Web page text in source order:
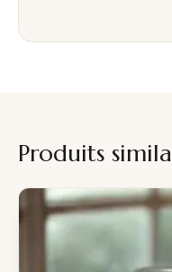
Produits